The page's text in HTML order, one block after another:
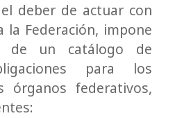
deber de actuar con
la Federación, impone
de un catálogo de
para los
órganos federativos,